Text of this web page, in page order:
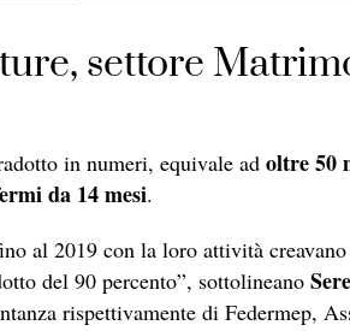
settore
in numeri, equivale ad oltre 50
da 14 mesi.
al 2019 con la loro attività
del 90 percento”, sottolineano
rispettivamente di Federmep,